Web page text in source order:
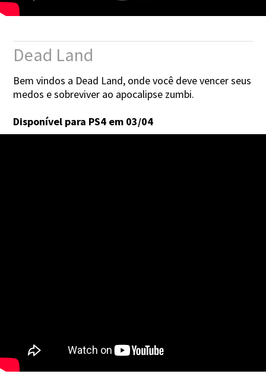
Dead Land
Bem vindos a Dead Land, onde você deve vencer seus
medos e sobreviver ao apocalipse zumbi.
Disponível para PS4 em 03/04